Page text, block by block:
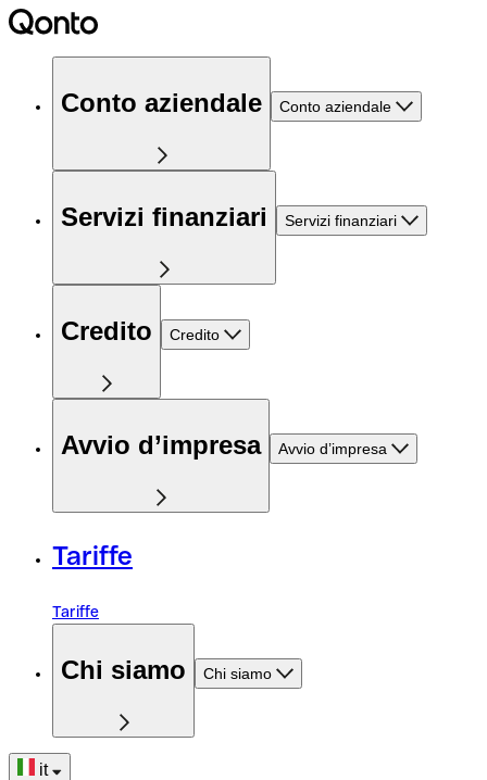
Conto aziendale Conto aziendale
Servizi finanziari Servizi finanziari
Credito Credito
Avvio d’impresa Avvio d’impresa
Tariffe
Tariffe
Chi siamo Chi siamo
it